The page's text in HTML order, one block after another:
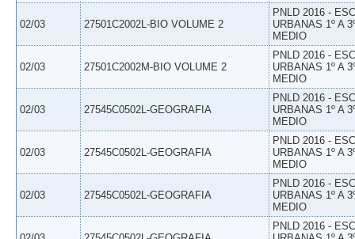
02/03 27501C2002L-BIO VOLUME 2
PNLD 2016 -
URBANAS 1º A
MEDIO
02/03 27501C2002M-BIO VOLUME 2
PNLD 2016 -
URBANAS 1º A
MEDIO
02/03 27545C0502L-GEOGRAFIA
PNLD 2016 -
URBANAS 1º A
MEDIO
02/03 27545C0502L-GEOGRAFIA
PNLD 2016 -
URBANAS 1º A
MEDIO
02/03 27545C0502L-GEOGRAFIA
PNLD 2016 -
URBANAS 1º A
MEDIO
PNLD 2016 -